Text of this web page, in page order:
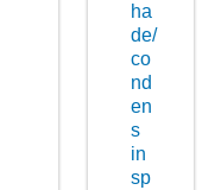
ha
de/
co
nd
en
s
in
sp